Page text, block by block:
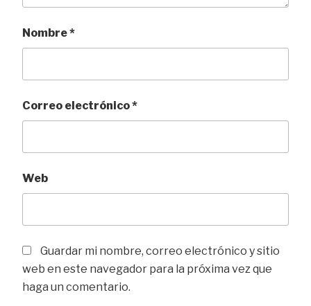
Nombre*
Correo electrónico*
Web
Guardar mi nombre, correo electrónico y sitio
web en este navegador para la próxima vez que
haga un comentario.